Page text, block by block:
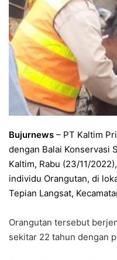
Bujurnews – PT Kaltim
dengan Balai Konservasi
Kaltim, Rabu (23/11/
individu Orangutan, di
Tepian Langsat,
Orangutan tersebut
sekitar 22 tahun dengan